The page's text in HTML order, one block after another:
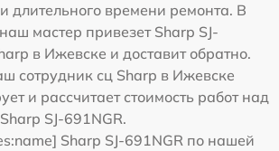
длительного времени ремонта. В
мастер привезет Sharp SJ-
в Ижевске и доставит обратно.
сотрудник сц Sharp в Ижевске
и рассчитает стоимость работ над
SJ-691NGR.
Sharp SJ-691NGR по нашей